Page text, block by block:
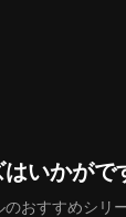
いかがで
おすすめシリ